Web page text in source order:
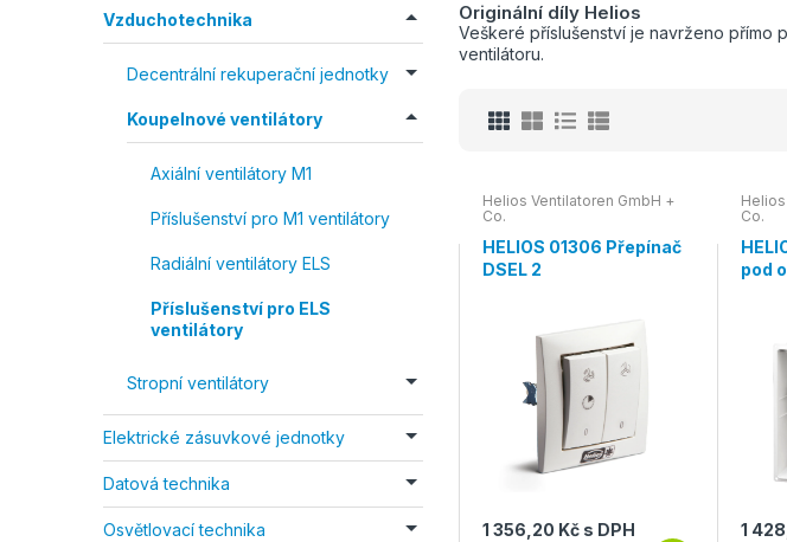
Vzduchotechnika
Decentrální rekuperační jednotky
Koupelnové ventilátory
Axiální ventilátory M1
Příslušenství pro M1 ventilátory
Radiální ventilátory ELS
Příslušenství pro ELS
ventilátory
Stropní ventilátory
Elektrické zásuvkové jednotky
Datová technika
Osvětlovací technika
Originální díly Helios
Veškeré příslušenství je navrženo přímo
ventilátoru.
Helios Ventilatoren GmbH +
Co.
HELIOS 01306 Přepínač
DSEL 2
1 356,20 Kč s DPH
Co.
pod
1